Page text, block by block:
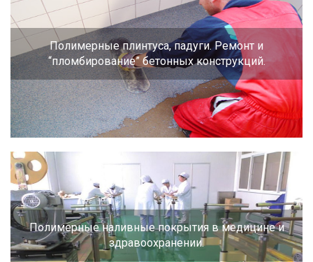
Полимерные плинтуса, падуги. Ремонт и
“пломбирование” бетонных конструкций.
Полимерные наливные покрытия в медицине и
здравоохранении.